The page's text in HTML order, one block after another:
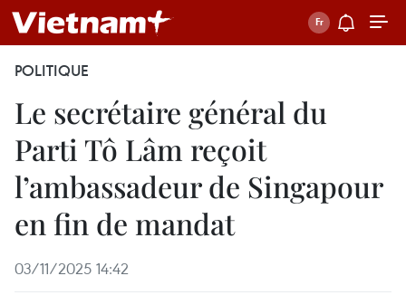
POLITIQUE
Le secrétaire général du
Parti Tô Lâm reçoit
l’ambassadeur de Singapour
en fin de mandat
03/11/2025 14:42